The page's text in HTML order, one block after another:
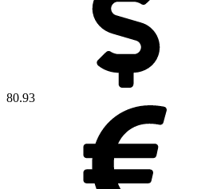
80.93